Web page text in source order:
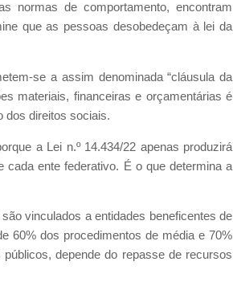
normas de comportamento, encontram
que as pessoas desobedeçam à lei da
se a assim denominada “cláusula da
materiais, financeiras e orçamentárias é
dos direitos sociais.
a Lei n.º 14.434/22 apenas produzirá
cada ente federativo. É o que determina a
vinculados a entidades beneficentes de
60% dos procedimentos de média e 70%
depende do repasse de recursos